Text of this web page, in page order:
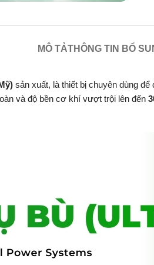
MÔ TẢTHÔNG TIN BỔ
sản xuất, là thiết bị chuyên dùng
và độ bền cơ khí vượt trội lên đến